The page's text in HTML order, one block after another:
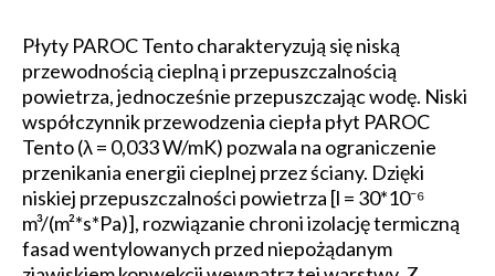
Płyty PAROC Tento charakteryzują się niską
przewodnością cieplną i przepuszczalnością
powietrza, jednocześnie przepuszczając wodę. Niski
współczynnik przewodzenia ciepła płyt PAROC
Tento (λ = 0,033 W/mK) pozwala na ograniczenie
przenikania energii cieplnej przez ściany. Dzięki
niskiej przepuszczalności powietrza [l = 30*10⁻⁶
m³/(m²*s*Pa)], rozwiązanie chroni izolację termiczną
fasad wentylowanych przed niepożądanym